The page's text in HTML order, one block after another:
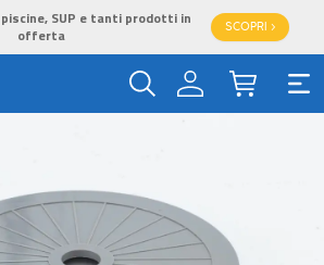
piscine, SUP e tanti prodotti in
offerta
SCOPRI >